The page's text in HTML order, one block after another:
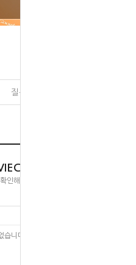
질문과 대답
인해 보실 수 있습니다.
습니다.